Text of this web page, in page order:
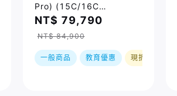
Pro) (15C/16C
GPU/24GB/1TB) / 兩色｜
預購，到貨後依訂單順序出
NT$ 79,790
NT$ 84,900
一般商品 教育優惠 現折